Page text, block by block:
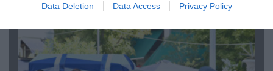
Data Deletion Data Access Privacy Policy